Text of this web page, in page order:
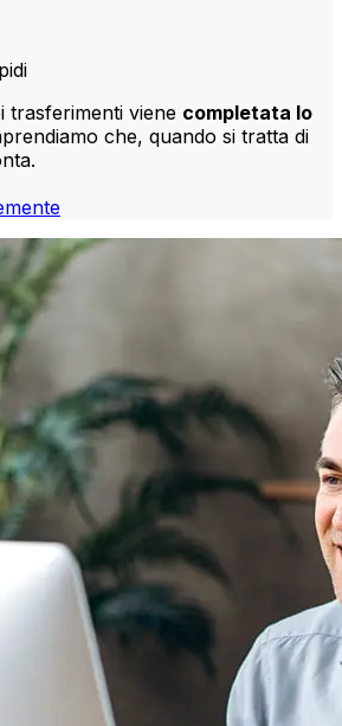
trasferimenti viene completata lo
che, quando si tratta di